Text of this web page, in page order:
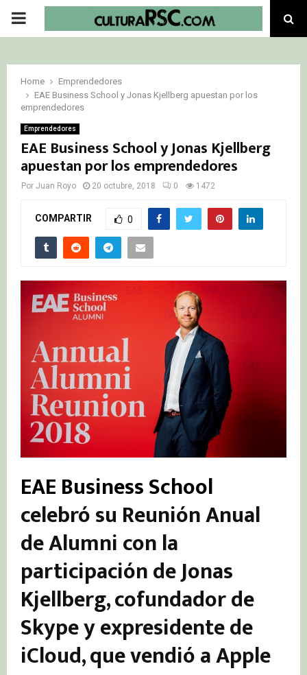
PRIMARY
Home
Emprendedores
EAE Business School y Jonas Kjellberg apuestan por los
emprendedores
Emprendedores
EAE Business School y Jonas Kjellberg
apuestan por los emprendedores
Por Juan Royo 20 octubre, 2018 0 1472
COMPARTIR 0
EAE Business School
celebró su Reunión Anual
de Alumni con la
participación de Jonas
Kjellberg, cofundador de
Skype y expresidente de
iCloud, que vendió a Apple